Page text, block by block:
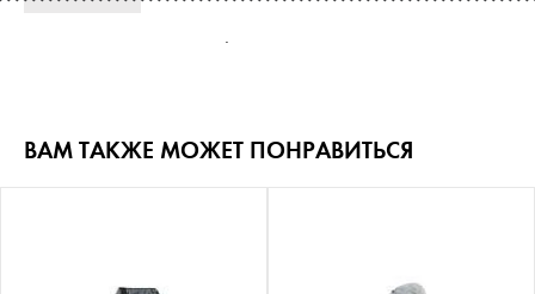
ВАМ ТАКЖЕ МОЖЕТ ПОНРАВИТЬСЯ